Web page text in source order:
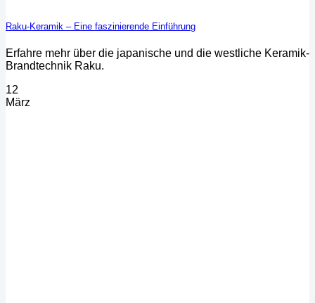
Raku-Keramik – Eine faszinierende Einführung
Erfahre mehr über die japanische und die westliche Keramik-
Brandtechnik Raku.
12
März